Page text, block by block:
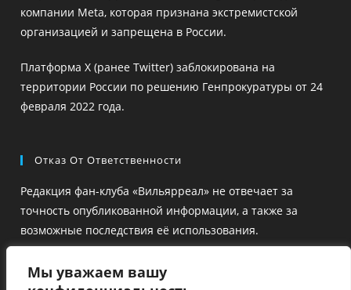
Мы уважаем вашу
компании Meta, которая признана экстремистской
организацией и запрещена в России.
Платформа X (ранее Twitter) заблокирована на
территории России по решению Генпрокуратуры от 24
февраля 2022 года.
Отказ От Ответственности
Редакция фан-клуба «Вильярреал» не отвечает за
точность опубликованной информации, а также за
возможные последствия её использования.
Ссылки на сторонние ресурсы размещены для удобства
и ознакомления, но их содержание не проверяется